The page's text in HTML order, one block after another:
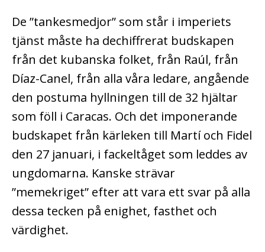
De ”tankesmedjor” som står i imperiets
tjänst måste ha dechiffrerat budskapen
från det kubanska folket, från Raúl, från
Díaz-Canel, från alla våra ledare, angående
den postuma hyllningen till de 32 hjältar
som föll i Caracas. Och det imponerande
budskapet från kärleken till Martí och Fidel
den 27 januari, i fackeltåget som leddes av
ungdomarna. Kanske strävar
”memekriget” efter att vara ett svar på alla
dessa tecken på enighet, fasthet och
värdighet.